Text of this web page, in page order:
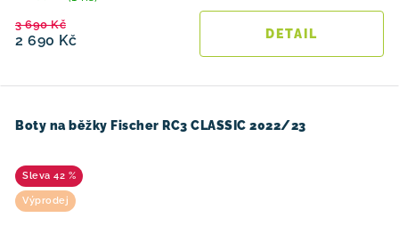
2 690 Kč
3 690 Kč
Boty na běžky Fischer RC3 CLASSIC 2022/23
42 %
Výprodej